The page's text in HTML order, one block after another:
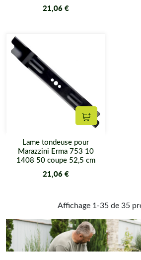
21,06 €
Ajouter au panier
Lame tondeuse pour
Marazzini Erma 753 10
1408 50 coupe 52,5 cm
21,06 €
Affichage 1-35 de 35